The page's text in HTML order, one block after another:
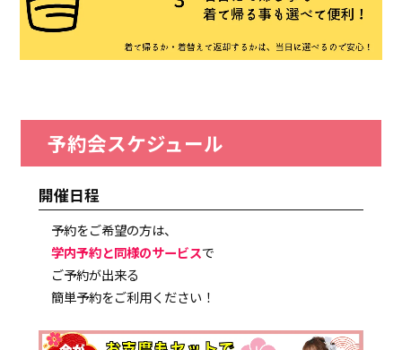
予約会スケジュール
開催日程
予約をご希望の方は、
学内予約と同様のサービスで
ご予約が出来る
簡単予約をご利用ください！